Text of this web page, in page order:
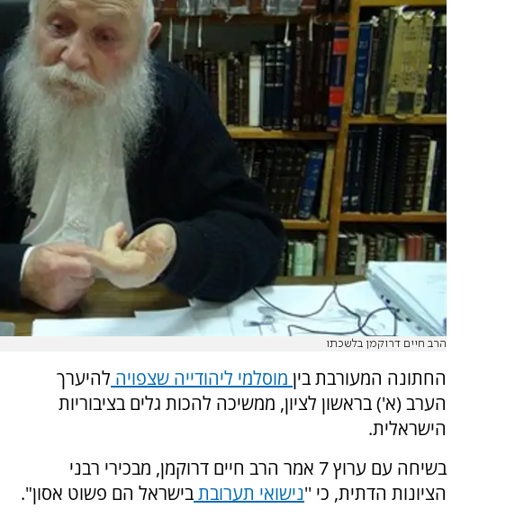
הרב חיים דרוקמן בלשכתו
החתונה המעורבת בין מוסלמי ליהודייה שצפויה להיערך
הערב (א') בראשון לציון, ממשיכה להכות גלים בציבוריות
הישראלית.
בשיחה עם ערוץ 7 אמר הרב חיים דרוקמן, מבכירי רבני
הציונות הדתית, כי ''נישואי תערובתבישראל הם פשוט אסון".